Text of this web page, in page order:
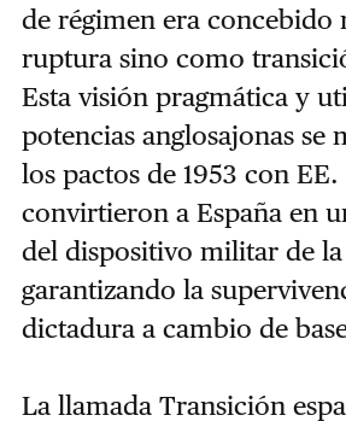
de régimen era concebido
ruptura sino como
Esta visión pragmática y
potencias anglosajonas se
los pactos de 1953 con
convirtieron a España en
del dispositivo militar de
garantizando la
dictadura a cambio de
La llamada Transición